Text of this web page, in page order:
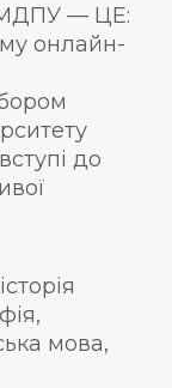
— ЦЕ:
онлайн-
до
мова,